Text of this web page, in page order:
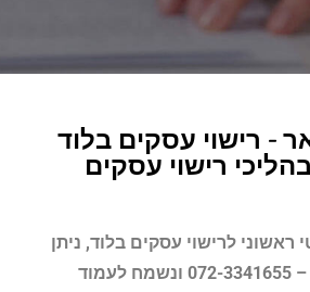
- רישוי עסקים בלוד
רישוי עסקים
ראשוני לרישוי עסקים בלוד, ניתן
ליצור עימנו קשר ב – 072-3341655 ונשמח לעמוד